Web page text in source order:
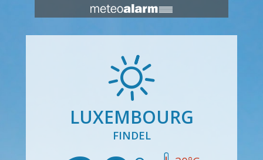
LUXEMBOURG
FINDEL